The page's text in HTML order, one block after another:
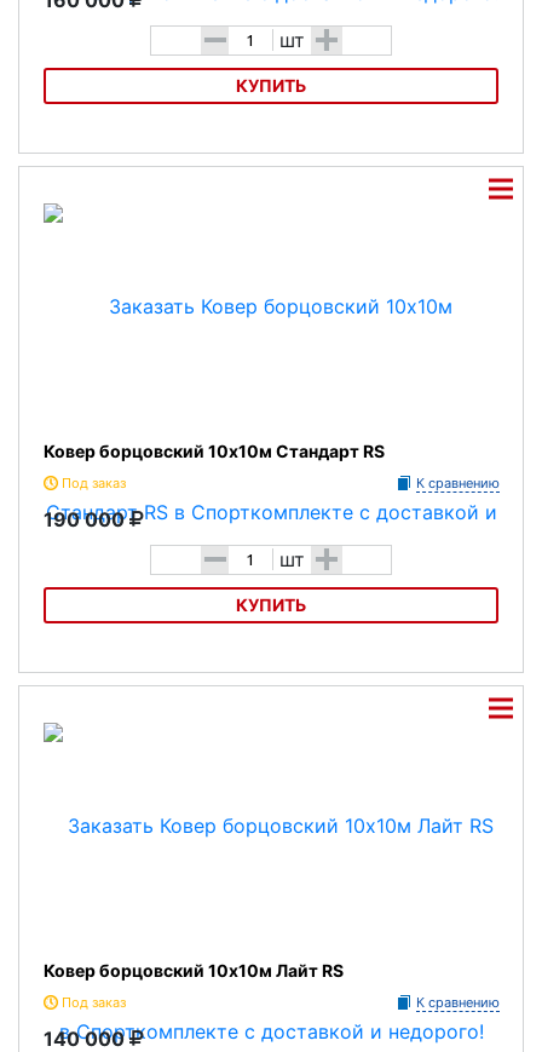
- шт +
КУПИТЬ
Ковер борцовский 10х10м Эконом RS
Ковер борцовский 10х10м Стандарт RS
Под заказ К сравнению
190 000
- шт +
КУПИТЬ
Ковер борцовский 10х10м Стандарт RS
Ковер борцовский 10х10м Лайт RS
Под заказ К сравнению
140 000